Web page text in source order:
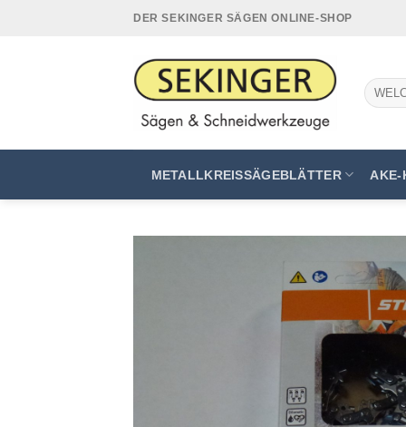
DER SEKINGER SÄGEN ONLINE-SHOP
Suchen
nach:
METALLKREISSÄGEBLÄTTER AKE-